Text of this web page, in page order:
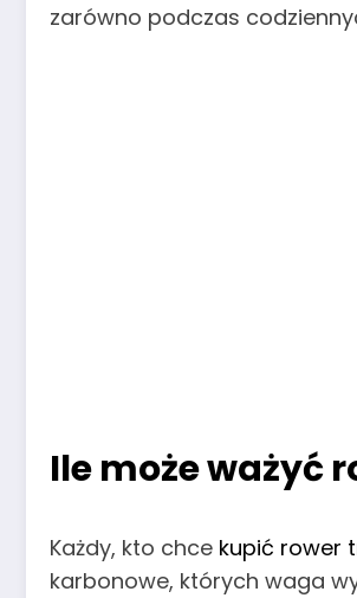
zarówno podczas
Ile może ważyć
Każdy, kto chce kupić rower
karbonowe, których waga